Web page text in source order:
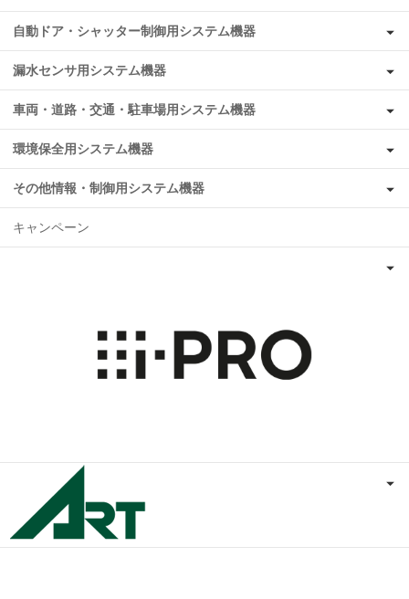
自動ドア・シャッター制御用システム機器
漏水センサ用システム機器
車両・道路・交通・駐車場用システム機器
環境保全用システム機器
その他情報・制御用システム機器
キャンペーン